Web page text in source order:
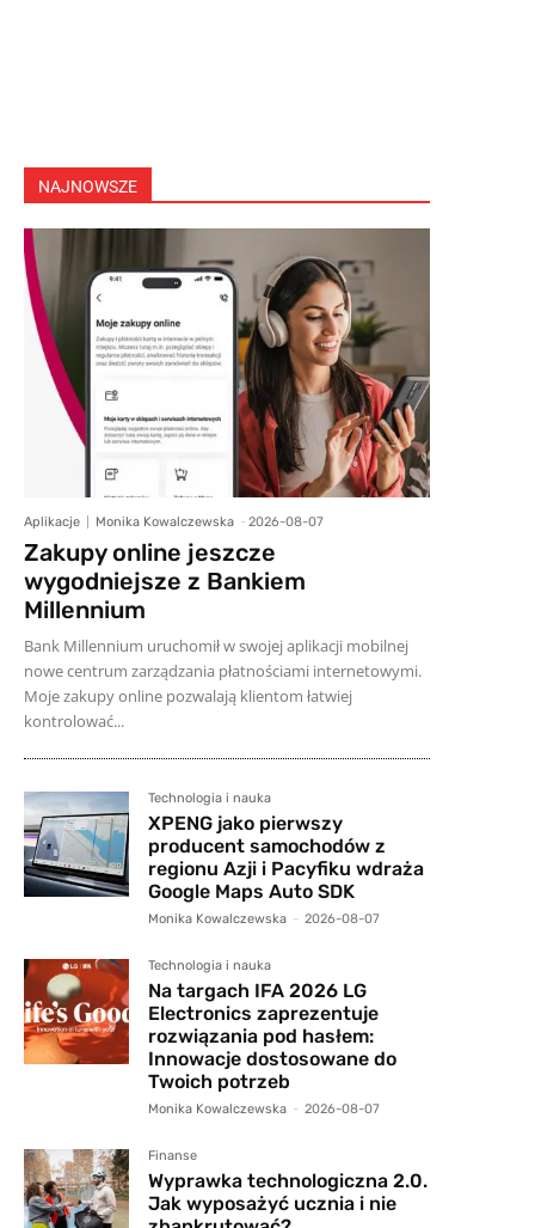
NAJNOWSZE
Aplikacje Monika Kowalczewska - 2026-08-07
Zakupy online jeszcze
wygodniejsze z Bankiem
Millennium
Bank Millennium uruchomił w swojej aplikacji mobilnej
nowe centrum zarządzania płatnościami internetowymi.
Moje zakupy online pozwalają klientom łatwiej
kontrolować...
Technologia i nauka
XPENG jako pierwszy
producent samochodów z
regionu Azji i Pacyfiku wdraża
Google Maps Auto SDK
Monika Kowalczewska - 2026-08-07
Technologia i nauka
Na targach IFA 2026 LG
Electronics zaprezentuje
rozwiązania pod hasłem:
Innowacje dostosowane do
Twoich potrzeb
Monika Kowalczewska - 2026-08-07
Finanse
Wyprawka technologiczna 2.0.
Jak wyposażyć ucznia i nie